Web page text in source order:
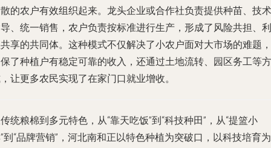
的农户有效组织起来。龙头企业或合作社负责提供种苗、技术
、统一销售，农户负责按标准进行生产，形成了风险共担、利
享的共同体。这种模式不仅解决了小农户面对大市场的难题，
了种植户有稳定可靠的收入，还通过土地流转、园区务工等方
让更多农民实现了在家门口就业增收。
统粮棉到多元特色，从“靠天吃饭”到“科技种田”，从“提篮小
到“品牌营销”，河北南和正以特色种植为突破口，以科技培育为